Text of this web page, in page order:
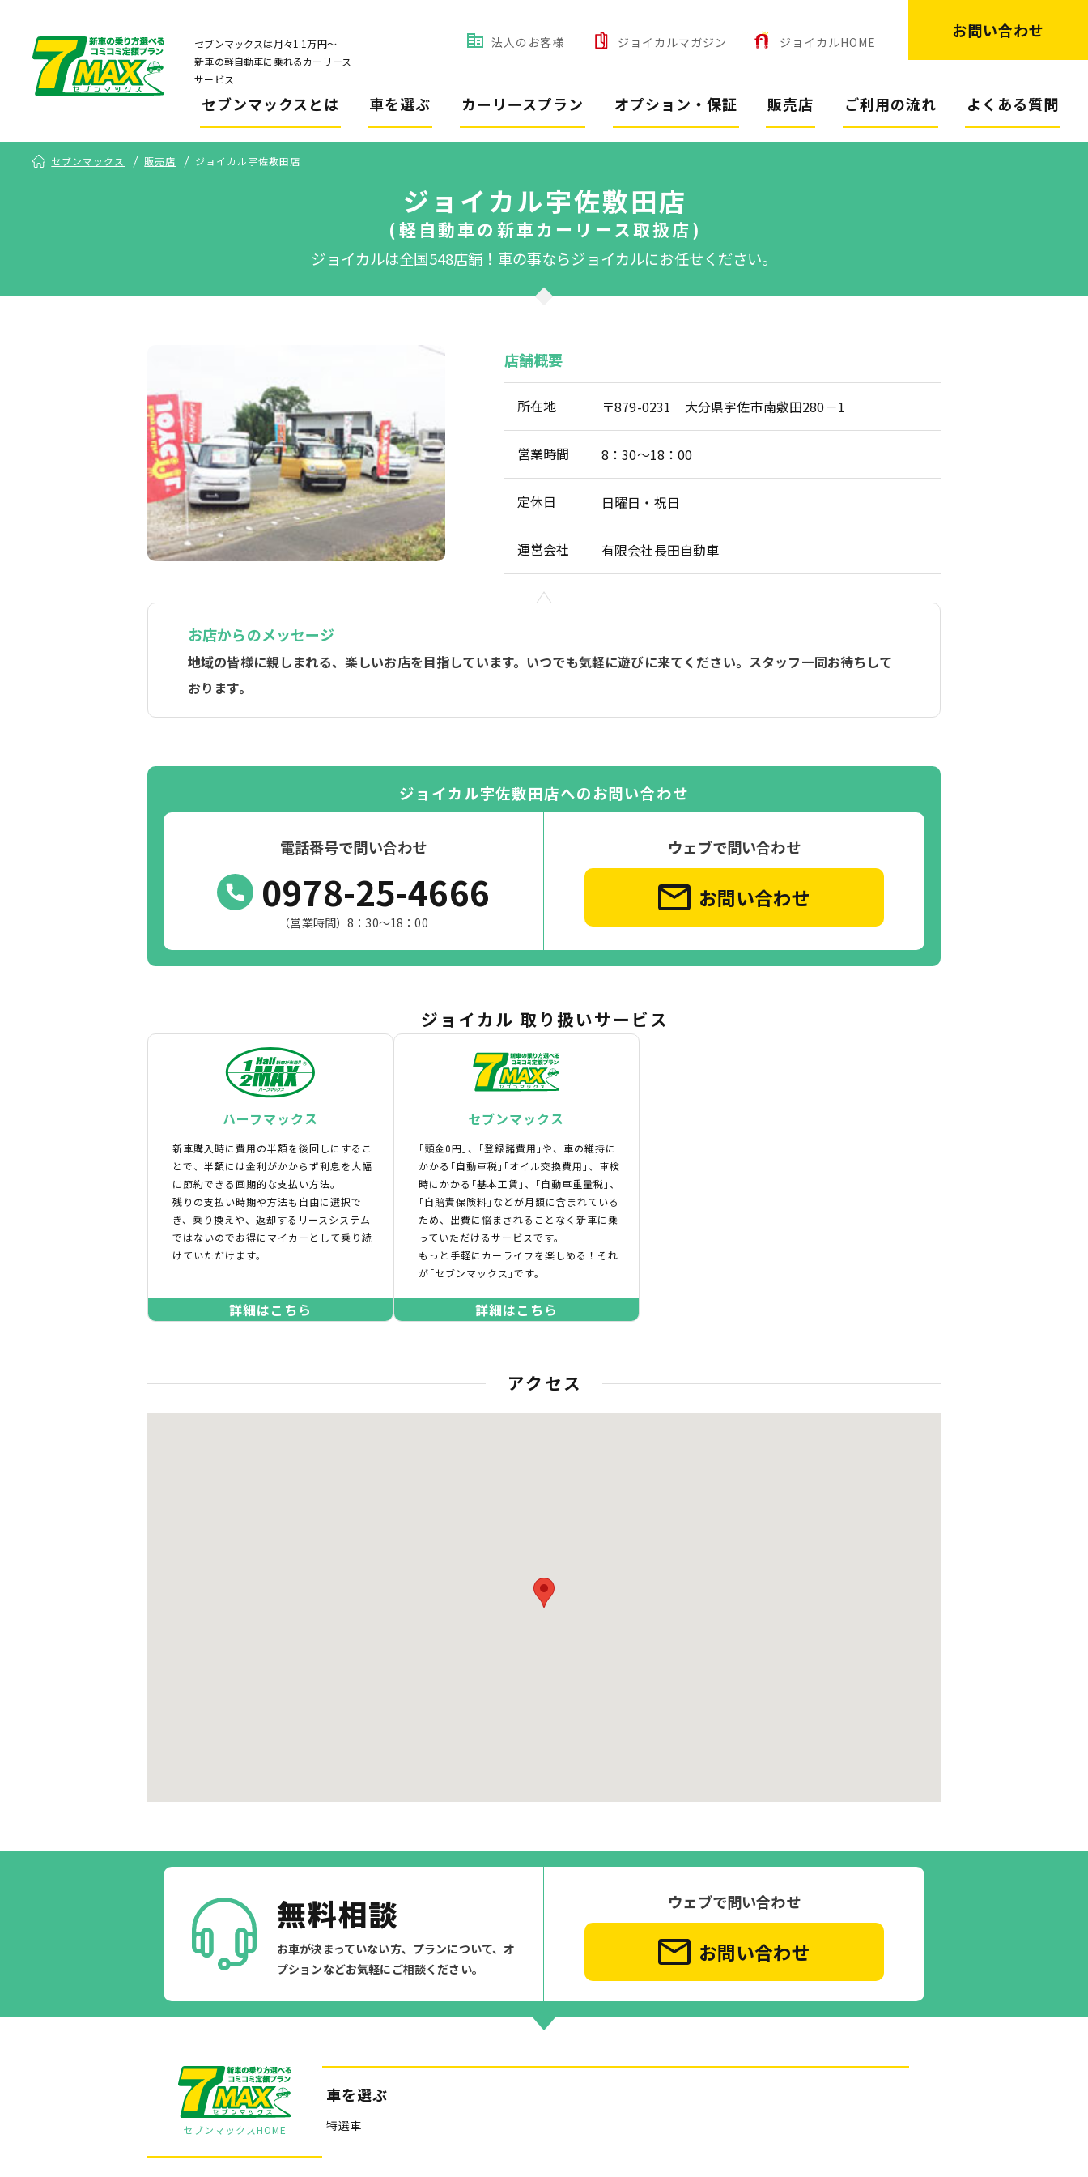
セブンマックスは月々1.1万円〜
新車の軽自動車に乗れるカーリース
サービス
法人のお客様 ジョイカルマガジン ジョイカルHOME
お問い合わせ
セブンマックスとは 車を選ぶ カーリースプラン オプション・保証 販売店 ご利用の流れ よくある質問
セブンマックス 販売店 ジョイカル宇佐敷田店
ジョイカル宇佐敷田店
(軽自動車の新車カーリース取扱店)
ジョイカルは全国548店舗！ 車の事ならジョイカルにお任せください。
店舗概要
所在地 〒879-0231 大分県宇佐市南敷田280－1
営業時間 8：30～18：00
定休日 日曜日・祝日
運営会社 有限会社長田自動車
お店からのメッセージ
地域の皆様に親しまれる、楽しいお店を目指しています。いつでも気軽に遊びに来てください。スタッフ一同お待ちして
おります。
ジョイカル宇佐敷田店へのお問い合わせ
電話番号で問い合わせ
0978-25-4666
（営業時間）8：30～18：00
ウェブで問い合わせ
お問い合わせ
ジョイカル 取り扱いサービス
ハーフマックス
新車購入時に費用の半額を後回しにするこ
とで、半額には金利がかからず利息を大幅
に節約できる画期的な支払い方法。
残りの支払い時期や方法も自由に選択で
き、乗り換えや、返却するリースシステム
ではないのでお得にマイカーとして乗り続
けていただけます。
詳細はこちら
セブンマックス
｢頭金0円｣、｢登録諸費用｣や、車の維持に
かかる｢自動車税｣｢オイル交換費用｣、車検
時にかかる｢基本工賃｣、｢自動車重量税｣、
｢自賠責保険料｣などが月額に含まれている
ため、出費に悩まされることなく新車に乗
っていただけるサービスです。
もっと手軽にカーライフを楽しめる！それ
が｢セブンマックス｣です。
詳細はこちら
アクセス
無料相談
お車が決まっていない方、プランについて、オ
プションなどお気軽にご相談ください。
ウェブで問い合わせ
お問い合わせ
セブンマックスHOME
車を選ぶ
特選車